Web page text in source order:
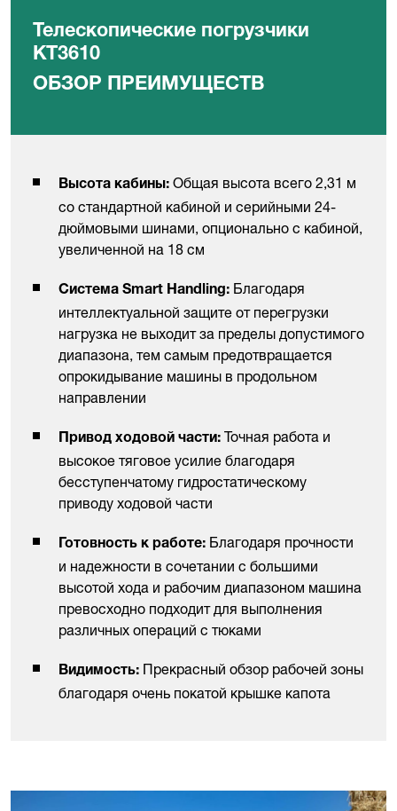
Телескопические погрузчики
KT3610
ОБЗОР ПРЕИМУЩЕСТВ
Высота кабины: Общая высота всего 2,31 м
со стандартной кабиной и серийными 24-
дюймовыми шинами, опционально с кабиной,
увеличенной на 18 см
Система Smart Handling: Благодаря
интеллектуальной защите от перегрузки
нагрузка не выходит за пределы допустимого
диапазона, тем самым предотвращается
опрокидывание машины в продольном
направлении
Привод ходовой части: Точная работа и
высокое тяговое усилие благодаря
бесступенчатому гидростатическому
приводу ходовой части
Готовность к работе: Благодаря прочности
и надежности в сочетании с большими
высотой хода и рабочим диапазоном машина
превосходно подходит для выполнения
различных операций с тюками
Видимость: Прекрасный обзор рабочей зоны
благодаря очень покатой крышке капота